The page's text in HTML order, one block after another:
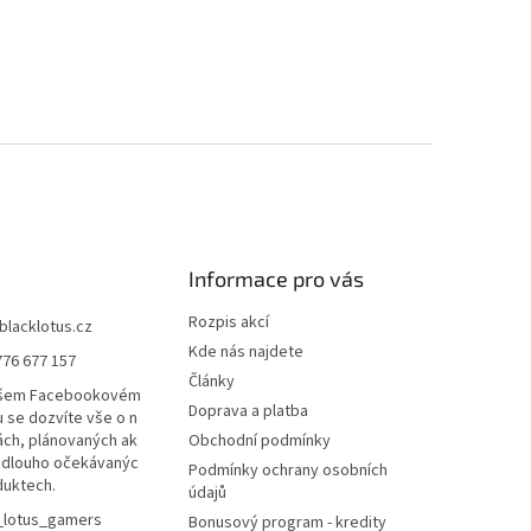
677 157
Facebookovém
se dozvíte vše o n
plánovaných ak
očekávanýc
Informace pro vás
Rozpis akcí
Kde nás najdete
Články
Doprava a platba
Obchodní podmínky
Podmínky ochrany osobních
údajů
Bonusový program - kredity